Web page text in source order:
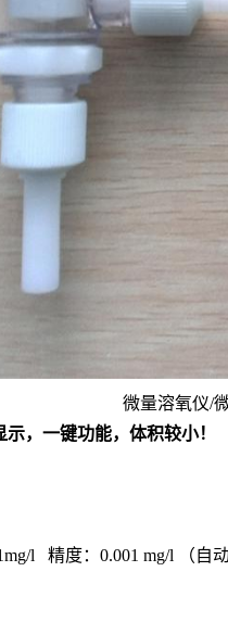
微量溶氧仪/
，一键功能，体积较小！
l 精度： 0.001 mg/l （自